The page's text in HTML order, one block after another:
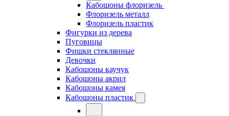
Кабошоны флоризель
Флоризель металл
Флоризель пластик
Фигурки из дерева
Пуговицы
Фишки стеклянные
Девочки
Кабошоны каучук
Кабошоны акрил
Кабошоны камея
Кабошоны пластик